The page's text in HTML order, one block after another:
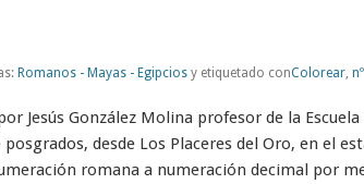
Romanos - Mayas - Egipcios y etiquetado conColorear,
Jesús González Molina profesor de la
desde Los Placeres del Oro, en el
romana a numeración decimal por